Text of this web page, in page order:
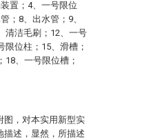
置；4、一号限位
；8、出水管；9、
清洁毛刷；12、一号
限位柱；15、滑槽；
18、一号限位槽；
图，对本实用新型实
描述，显然，所描述